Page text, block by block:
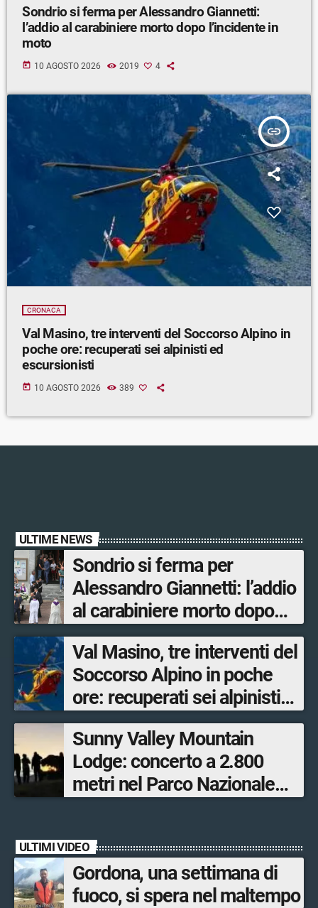
Sondrio si ferma per Alessandro Giannetti:
l’addio al carabiniere morto dopo l’incidente in
moto
today 10 AGOSTO 2026 2019 4
insert_link
CRONACA
Val Masino, tre interventi del Soccorso Alpino in
poche ore: recuperati sei alpinisti ed
escursionisti
today 10 AGOSTO 2026 389
ULTIME NEWS
Sondrio si ferma per
Alessandro Giannetti: l’addio
al carabiniere morto dopo
l’incidente in moto
Val Masino, tre interventi del
Soccorso Alpino in poche
ore: recuperati sei alpinisti
ed escursionisti
Sunny Valley Mountain
Lodge: concerto a 2.800
metri nel Parco Nazionale
ULTIMI VIDEO
Gordona, una settimana di
fuoco, si spera nel maltempo